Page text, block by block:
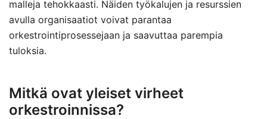
malleja tehokkaasti. Näiden työkalujen ja resurssien
avulla organisaatiot voivat parantaa
orkestrointiprosessejaan ja saavuttaa parempia
tuloksia.
Mitkä ovat yleiset virheet
orkestroinnissa?